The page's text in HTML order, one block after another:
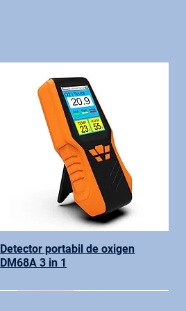
Detector portabil de oxigen
DM68A 3 in 1